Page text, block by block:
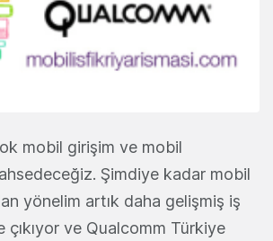
mobil girişim ve mobil
Şimdiye kadar mobil
yönelim artık daha gelişmiş iş
çıkıyor ve Qualcomm Türkiye